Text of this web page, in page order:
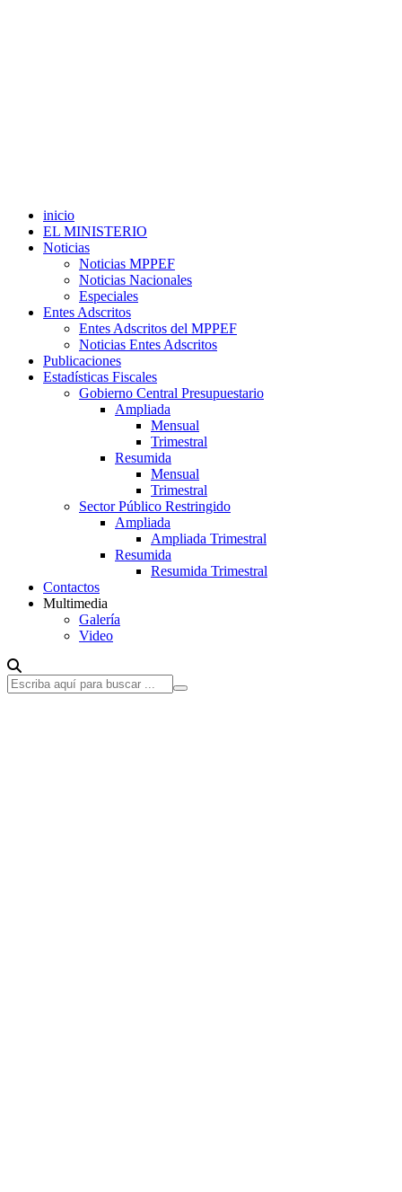
inicio
EL MINISTERIO
Noticias
Noticias MPPEF
Noticias Nacionales
Especiales
Entes Adscritos
Entes Adscritos del MPPEF
Noticias Entes Adscritos
Publicaciones
Estadísticas Fiscales
Gobierno Central Presupuestario
Ampliada
Mensual
Trimestral
Resumida
Mensual
Trimestral
Sector Público Restringido
Ampliada
Ampliada Trimestral
Resumida
Resumida Trimestral
Contactos
Multimedia
Galería
Video